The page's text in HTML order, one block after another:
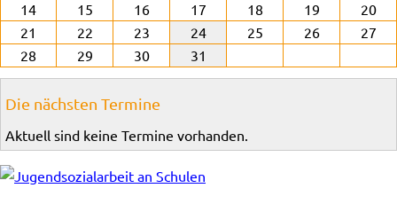
14
15 16 17 18 19
20
21
22 23 24 25 26
27
28
29 30 31
Die nächsten Termine
Aktuell sind keine Termine vorhanden.